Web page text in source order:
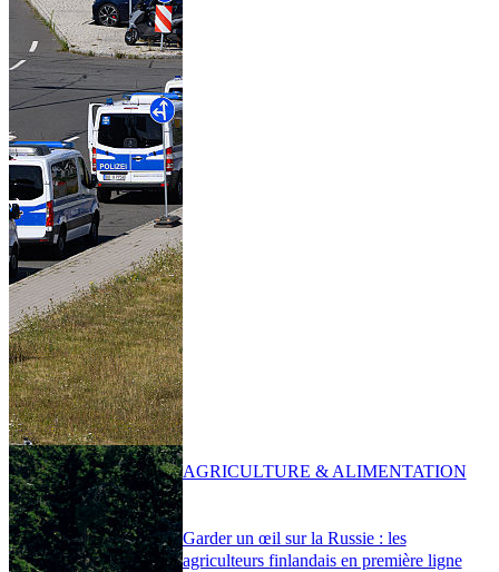
Garder un œil sur la Russie : les
agriculteurs finlandais en première ligne
AGRICULTURE & ALIMENTATION